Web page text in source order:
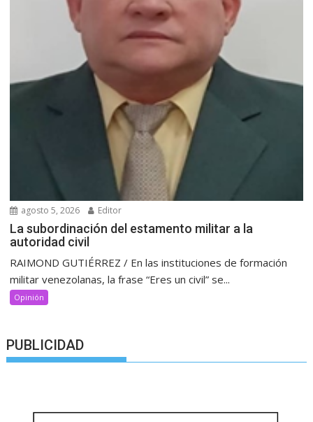
agosto 5, 2026 Editor
La subordinación del estamento militar a la
autoridad civil
RAIMOND GUTIÉRREZ / En las instituciones de formación
militar venezolanas, la frase “Eres un civil” se...
Opinión
PUBLICIDAD